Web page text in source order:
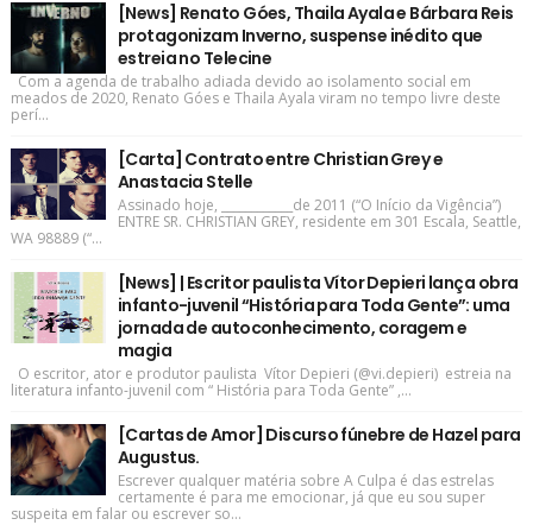
[News] Renato Góes, Thaila Ayala e Bárbara Reis
protagonizam Inverno, suspense inédito que
estreia no Telecine
Com a agenda de trabalho adiada devido ao isolamento social em
meados de 2020, Renato Góes e Thaila Ayala viram no tempo livre deste
perí...
[Carta] Contrato entre Christian Grey e
Anastacia Stelle
Assinado hoje, ____________de 2011 (“O Início da Vigência”)
ENTRE SR. CHRISTIAN GREY, residente em 301 Escala, Seattle,
WA 98889 (“...
[News] | Escritor paulista Vítor Depieri lança obra
infanto-juvenil “História para Toda Gente”: uma
jornada de autoconhecimento, coragem e
magia
O escritor, ator e produtor paulista Vítor Depieri (@vi.depieri) estreia na
literatura infanto-juvenil com “ História para Toda Gente” ,...
[Cartas de Amor] Discurso fúnebre de Hazel para
Augustus.
Escrever qualquer matéria sobre A Culpa é das estrelas
certamente é para me emocionar, já que eu sou super
suspeita em falar ou escrever so...